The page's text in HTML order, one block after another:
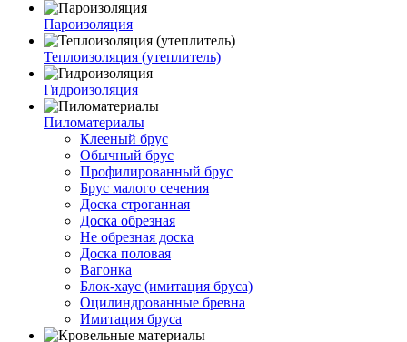
Пароизоляция
Теплоизоляция (утеплитель)
Гидроизоляция
Пиломатериалы
Клееный брус
Обычный брус
Профилированный брус
Брус малого сечения
Доска строганная
Доска обрезная
Не обрезная доска
Доска половая
Вагонка
Блок-хаус (имитация бруса)
Оцилиндрованные бревна
Имитация бруса